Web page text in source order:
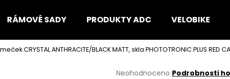
RÁMOVÉ SADY PRODUKTY ADC VELOBIKE
CRYSTAL ANTHRACITE/BLACK MATT, skla PHOTOTRONIC PLUS RED
Průměrné
Neohodnoceno Podrobnosti
Co potřebujete najít?